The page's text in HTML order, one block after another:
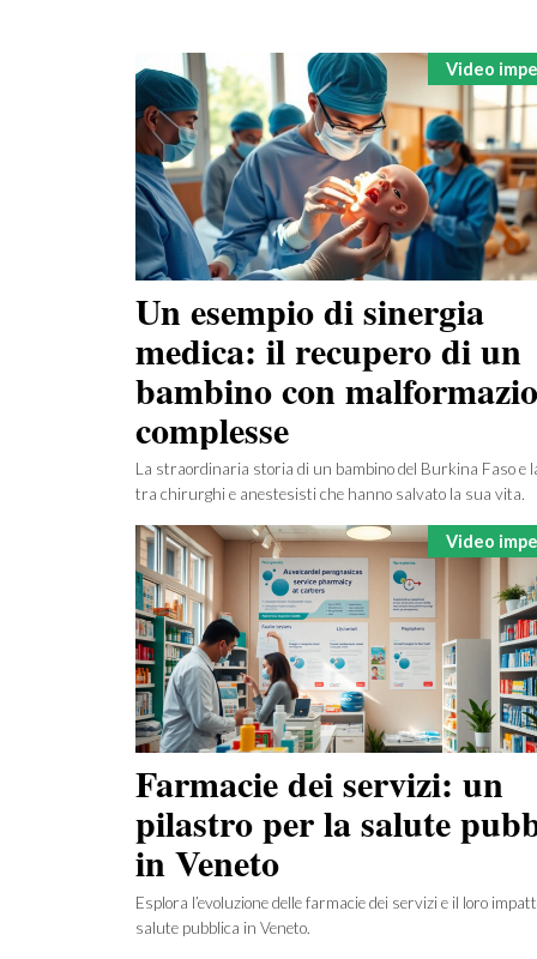
Un esempio di sinergia
medica: il recupero di un
bambino con
complesse
La straordinaria storia di un bambino del Burkina Faso e
tra chirurghi e anestesisti che hanno salvato la sua vita.
Categorie
Video
Farmacie dei servizi: un
pilastro per la salute
in Veneto
Esplora l’evoluzione delle farmacie dei servizi e il loro
salute pubblica in Veneto.
Categorie
Video